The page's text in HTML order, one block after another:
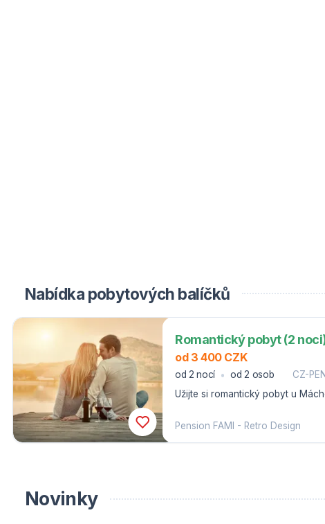
Nabídka pobytových balíčků
Romantický pobyt (2
od 3 400 CZK
od 2 nocí od 2 osob
CZ-
Užijte si romantický pobyt u
Pension FAMI - Retro Design
Novinky